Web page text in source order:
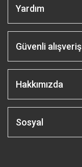
Yardım
Güvenli alışveriş
Hakkımızda
Sosyal